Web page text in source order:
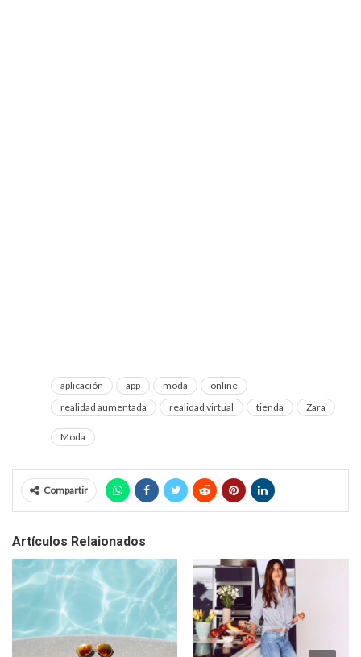
aplicación app moda
online
realidad aumentada
realidad virtual tienda Zara
Moda
Compartir
Artículos Relaionados